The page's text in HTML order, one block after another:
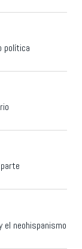
política
el neohispanismo